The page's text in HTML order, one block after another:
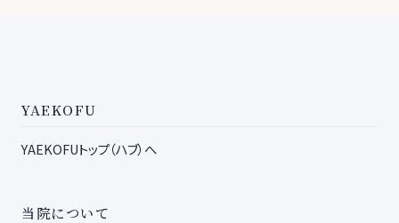
YAEKOFU
YAEKOFUトップ（ハブ）へ
当院について